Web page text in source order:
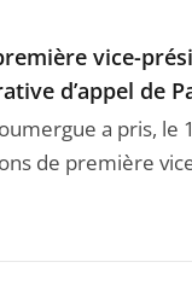
vice-
d’appel de
a pris, le
de première